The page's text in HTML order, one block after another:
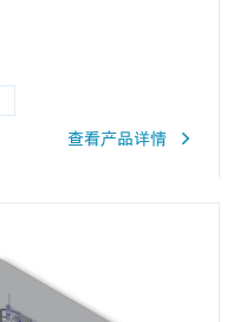
查看产品详情